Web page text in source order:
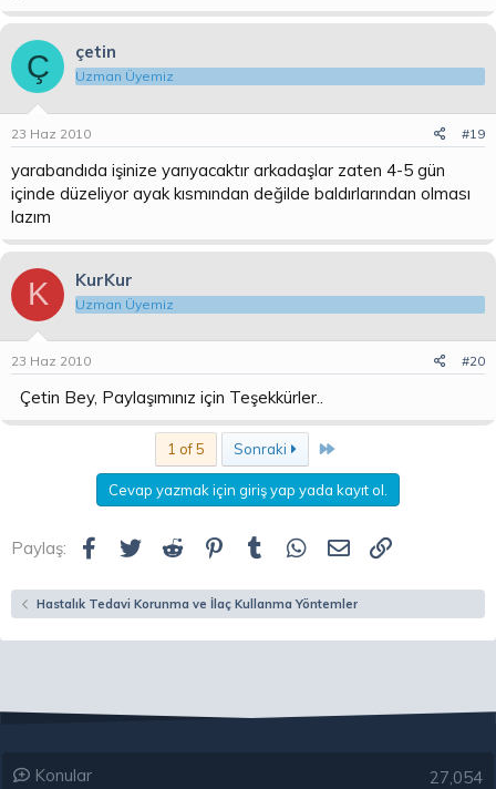
Ç çetin
Uzman Üyemiz
23 Haz 2010 #19
yarabandıda işinize yarıyacaktır arkadaşlar zaten 4-5 gün
içinde düzeliyor ayak kısmından değilde baldırlarından olması
lazım
K KurKur
Uzman Üyemiz
23 Haz 2010 #20
Çetin Bey, Paylaşımınız için Teşekkürler..
1 of 5 Sonraki Son
Cevap yazmak için giriş yap yada kayıt ol.
Paylaş: Facebook
TwitterReddit Pinterest
Tumblr WhatsApp
E-postaLink
Hastalık Tedavi Korunma ve İlaç Kullanma Yöntemler
Konular 27,054